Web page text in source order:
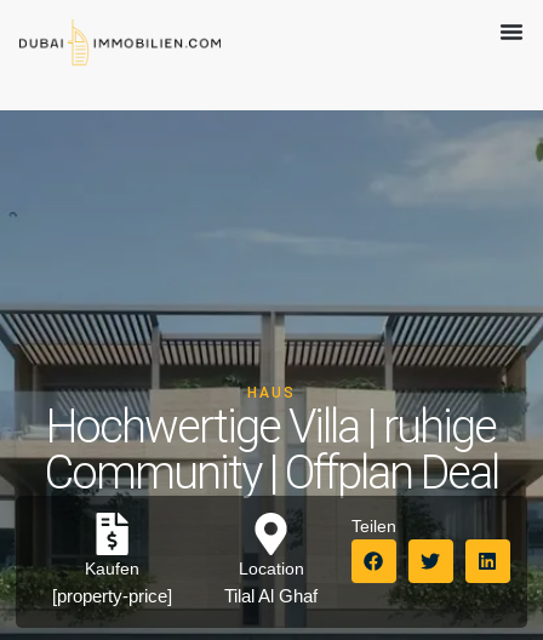
HAUS
Hochwertige Villa | ruhige
Community | Offplan Deal
Kaufen
[property-price]
Location
Tilal Al Ghaf
Teilen